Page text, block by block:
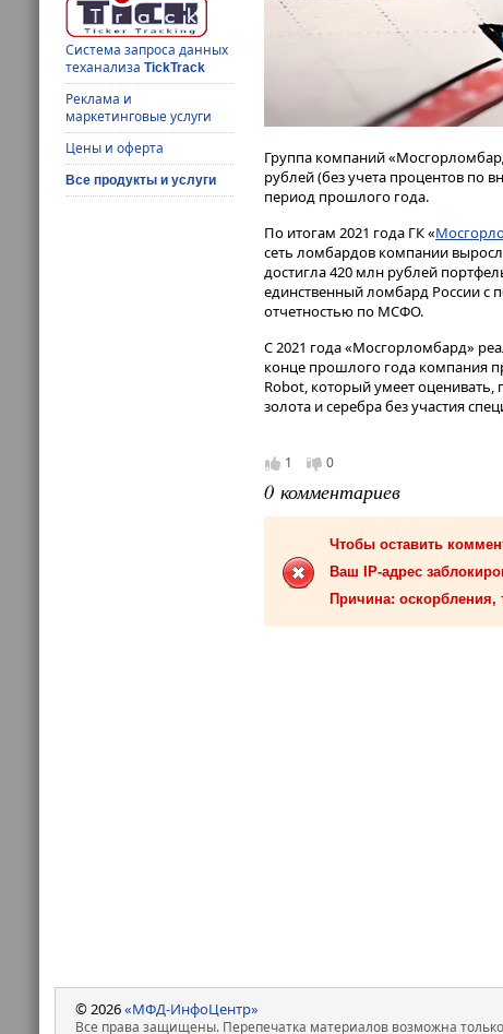
Система запроса данных
теханализаTickTrack
Реклама и
маркетинговые услуги
Цены и оферта
Все продукты и услуги
Группа компаний
рублей (без учета процентов по
период прошлого года.
По итогам 2021 года ГК «
сеть ломбардов компании
достигла 420 млн рублей
единственный ломбард России с
отчетностью по МСФО.
С 2021 года «Мосгорломбард»
конце прошлого года компания
Robot, который умеет
золота и серебра без участия
1 0
0 комментариев
Чтобы оставить
Ваш IP-адрес
Причина: оскорбления,
© 2026«МФД-ИнфоЦентр»
Все права защищены. Перепечатка материалов возможна